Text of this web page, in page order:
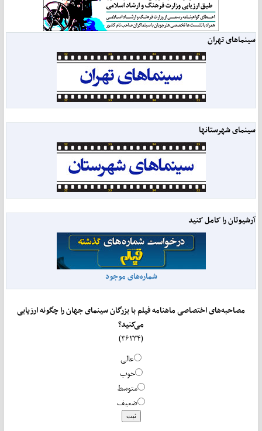
سینماهای تهران
سینمای شهرستانها
آرشیوتان را کامل کنید
شماره‌های موجود
مصاحبه‌های اختصاصی ماهنامه فیلم با بزرگان سینمای جهان را چگونه ارزیابی
می‌کنید؟
عالی
خوب
متوسط
ضعیف